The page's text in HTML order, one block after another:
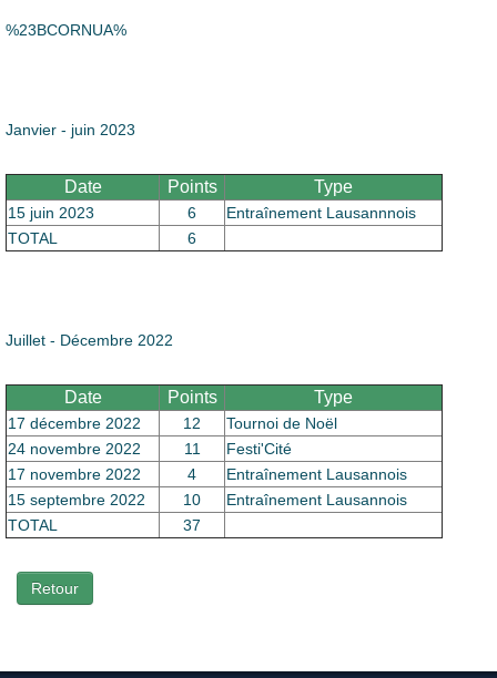
%23BCORNUA%
Janvier - juin 2023
Date Points Type
15 juin 2023 6
Entraînement Lausannnois
TOTAL
6
Juillet - Décembre 2022
Date Points Type
17 décembre 2022 12
Tournoi de Noël
24 novembre 2022
11
Festi'Cité
17 novembre 2022
4
Entraînement Lausannois
15 septembre 2022
10
Entraînement Lausannois
TOTAL
37
Retour